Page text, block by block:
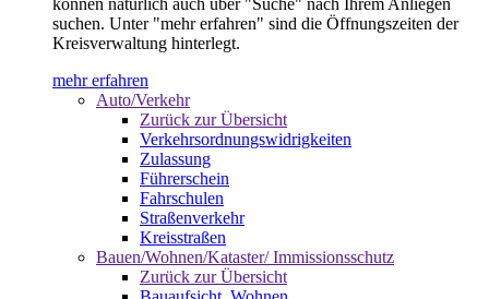
suchen. Unter "mehr erfahren" sind die Öffnungszeiten der
Kreisverwaltung hinterlegt.
mehr erfahren
Auto/Verkehr
Zurück zur Übersicht
Verkehrsordnungswidrigkeiten
Zulassung
Führerschein
Fahrschulen
Straßenverkehr
Kreisstraßen
Bauen/Wohnen/Kataster/ Immissionsschutz
Zurück zur Übersicht